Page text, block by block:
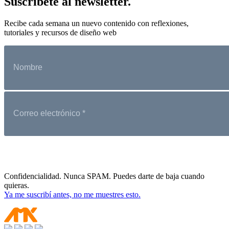
Recibe cada semana un nuevo contenido con reflexiones,
tutoriales y recursos de diseño web
Confidencialidad. Nunca SPAM. Puedes darte de baja cuando
quieras.
Ya me suscribí antes, no me muestres esto.